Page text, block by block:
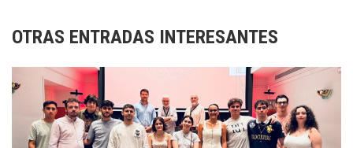
OTRAS ENTRADAS INTERESANTES